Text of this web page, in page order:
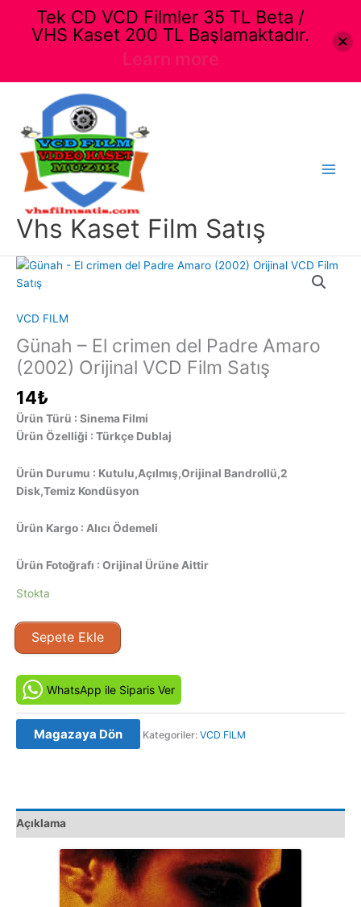
Vhs Kaset Film Satış
VCD FILM
Günah – El crimen del Padre Amaro
(2002) Orijinal VCD Film Satış
14₺
Ürün Türü : Sinema Filmi
Ürün Özelliği : Türkçe Dublaj
Ürün Durumu : Kutulu,Açılmış,Orijinal Bandrollü,2
Disk,Temiz Kondüsyon
Ürün Kargo : Alıcı Ödemeli
Ürün Fotoğrafı : Orijinal Ürüne Aittir
Stokta
Günah
-
crimen
del
Padre
Amaro
Film
Satış
Sepete Ekle
WhatsApp ile Siparis Ver
Magazaya Dön Kategoriler: VCD FILM
Açıklama
Tek CD VCD Filmler 35 TL Beta /
VHS Kaset 200 TL Başlamaktadır.
Learn more